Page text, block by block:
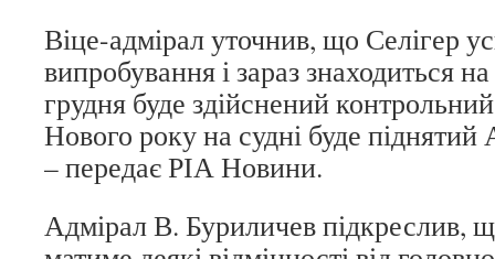
Віце-адмірал уточнив, що Селігер
випробування і зараз знаходиться на
грудня буде здійснений
Нового року на судні буде піднятий
– передає РІА Новини.
Адмірал В. Буриличев підкреслив,